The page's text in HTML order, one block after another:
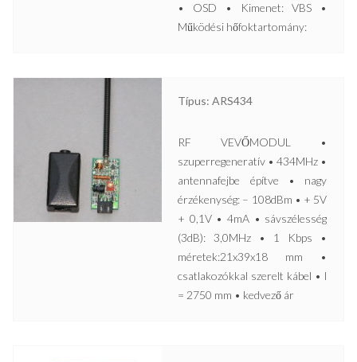
• OSD • Kimenet: VBS •
Működési hőfoktartomány:
Típus: ARS434
RF VEVŐMODUL •
szuperregeneratív • 434MHz •
antennafejbe építve • nagy
érzékenység: – 108dBm • + 5V
+ 0,1V • 4mA • sávszélesség
(3dB): 3,0MHz • 1 Kbps •
méretek:21x39x18 mm •
csatlakozókkal szerelt kábel • l
= 2750 mm • kedvező ár